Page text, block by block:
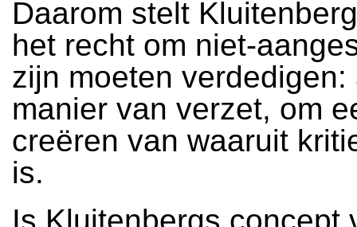
Daarom stelt
het recht om niet-
zijn moeten verdedigen:
manier van verzet, om
creëren van waaruit
is.